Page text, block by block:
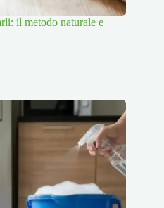
il metodo naturale e